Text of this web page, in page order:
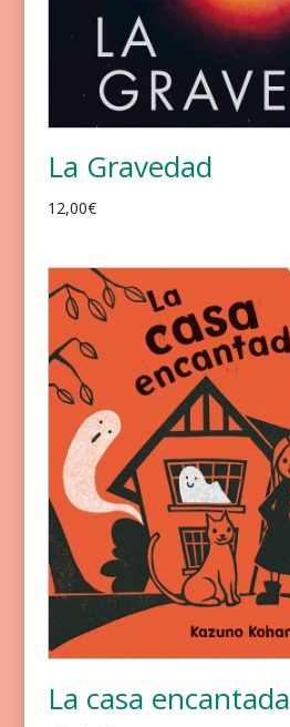
La Gravedad
12,00€
La casa encantada